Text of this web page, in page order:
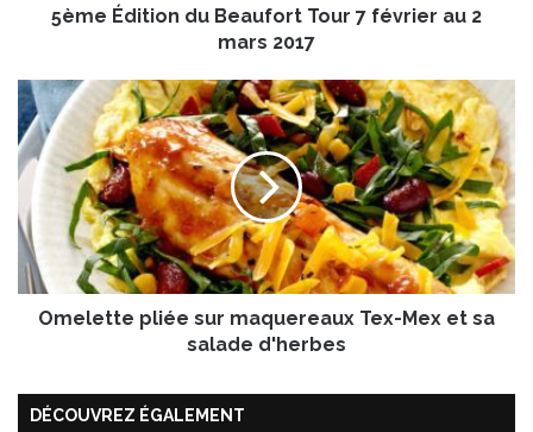
u
B
e
a
f
o
5ème Édition du Beaufort Tour 7 février au 2
mars 2017
O
m
e
t
t
e
p
e
Omelette pliée sur maquereaux Tex-Mex et sa
salade d'herbes
DÉCOUVREZ ÉGALEMENT